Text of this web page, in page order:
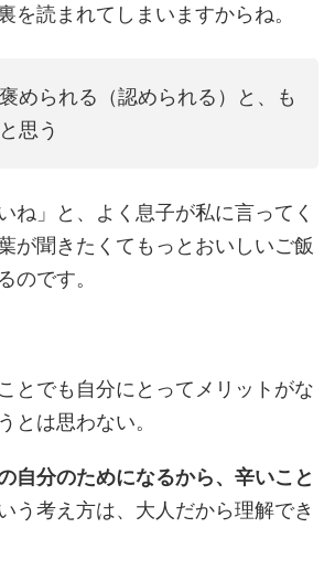
を読まれてしまいますからね。
められる（認められる）と、も
思う
ね」と、よく息子が私に言ってく
が聞きたくてもっとおいしいご飯
のです。
とでも自分にとってメリットがな
とは思わない。
自分のためになるから、辛いこと
う考え方は、大人だから理解でき